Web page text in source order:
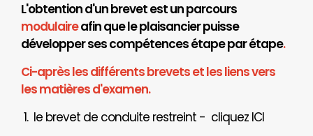
L'obtention d'un brevet est un parcours
modulaireafin que le plaisancier puisse
développer ses compétences étape par étape.
Ci-après les différents brevets et les liens vers
les matières d'examen.
1. le brevet de conduite restreint - cliquez ICI